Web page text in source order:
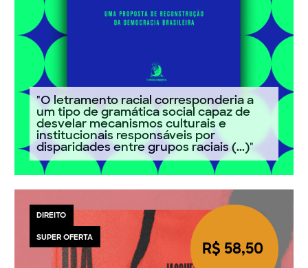
"O letramento racial corresponderia a
um tipo de gramática social capaz de
desvelar mecanismos culturais e
institucionais responsáveis por
disparidades entre grupos raciais (...)"
DIREITO
SUPER OFERTA
R$ 58,50